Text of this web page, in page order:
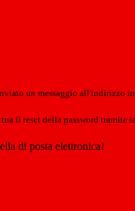
un messaggio all'indirizzo
il reset della password tramite
di posta elettronica!